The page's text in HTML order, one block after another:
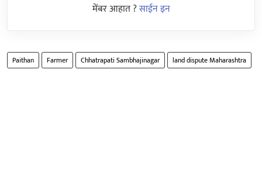
मेंबर आहात ?साईन इन
Paithan Farmer Chhatrapati Sambhajinagar land dispute Maharashtra